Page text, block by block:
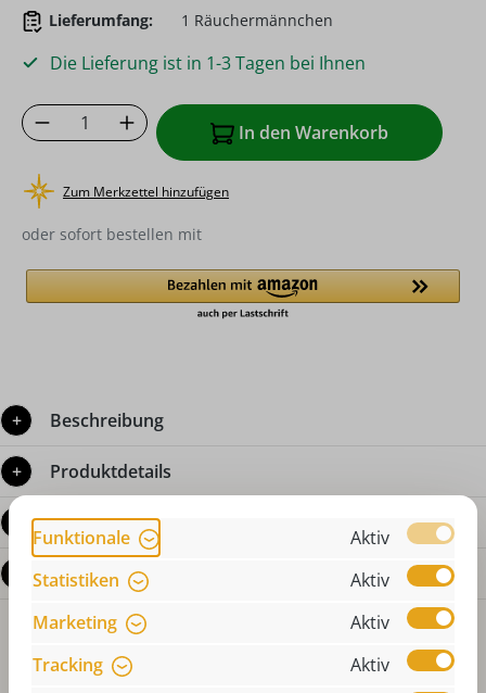
Lieferumfang:
1 Räuchermännchen
Die Lieferung ist in 1-3 Tagen bei Ihnen
Produkt Anzahl: Gib den gewünschten
In den Warenkorb
Zum Merkzettel hinzufügen
oder sofort bestellen mit
Beschreibung
Produktdetails
Bewertungen
Fragen zum Produkt
Funktionale
Aktiv
Statistiken
Aktiv
Marketing
Aktiv
Tracking
Aktiv